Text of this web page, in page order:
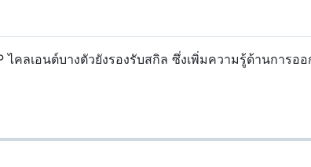
ลเอนต์บางตัวยังรองรับสกิล ซึ่งเพิ่มความรู้ด้านการ